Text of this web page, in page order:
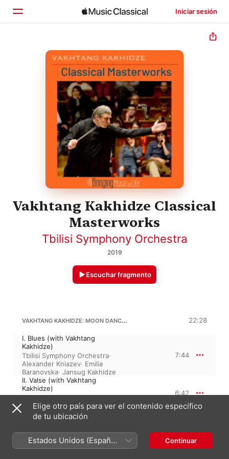
Iniciar sesión
Inicio
Explorar
Buscar
Vakhtang Kakhidze Classical
Masterworks
Tbilisi Symphony Orchestra
2019
Escuchar fragmento
VAKHTANG KAKHIDZE: MOON DANCES FOR CELLO AND CHAMBER ORCHESTRA 22:28
I. Blues (with Vakhtang
Kakhidze)
Tbilisi Symphony Orchestra·
Alexander Kniazev· Emilia
Baranovska· Jansug Kakhidze
7:44
II. Valse (with Vakhtang
Kakhidze)
Alexander Kniazev·Tbilisi
Symphony Orchestra
6:42
III. Scherzo (with Vakhtang
Alexander Kniazev·Tbilisi
Symphony Orchestra·Vakhtang
Kakhidze
3:43
Elige otro país para ver el contenido específico
de tu ubicación
Estados Unidos (Español
México)
Continuar